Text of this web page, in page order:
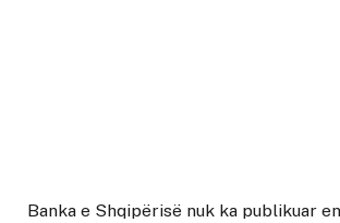
Banka e Shqipërisë nuk ka publikuar